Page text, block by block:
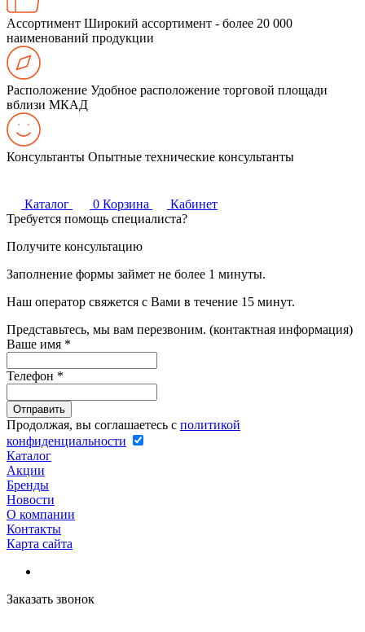
Ассортимент Широкий ассортимент - более 20 000
наименований продукции
Расположение Удобное расположение торговой площади
вблизи МКАД
Консультанты Опытные технические консультанты
Каталог 0 Корзина
Кабинет
Требуется помощь специалиста?
Получите консультацию
Заполнение формы займет не более 1 минуты.
Наш оператор свяжется с Вами в течение 15 минут.
Представьтесь, мы вам перезвоним. (контактная информация)
Ваше имя *
Телефон *
Продолжая, вы соглашаетесь с политикой
конфиденциальности
Каталог
Акции
Бренды
Новости
О компании
Контакты
Карта сайта
Заказать звонок